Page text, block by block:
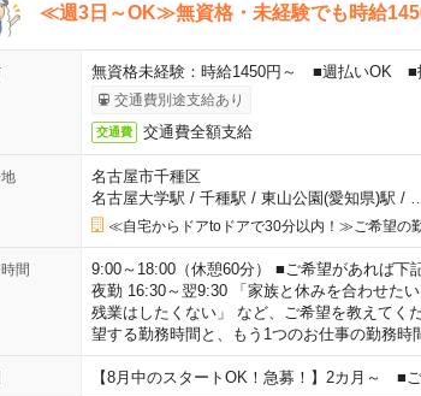
≪週3日～OK≫無資格・未経験でも時給
無資格未経験：時給1450円～ ■週払いOK
交通費別途支給あり
交通費 交通費全額支給
名古屋市千種区
名古屋大学駅 / 千種駅 / 東山公園(愛知県)駅 /
≪自宅からドアtoドアで30分以内！≫ご希望の
間
9:00～18:00（休憩60分） ■ご希望があれば下
夜勤 16:30～翌9:30 「家族と休みを合わせた
残業はしたくない」 など、ご希望を教えて
望する勤務時間と、もう1つのお仕事の勤務時
【8月中のスタートOK！急募！】2カ月～ ■